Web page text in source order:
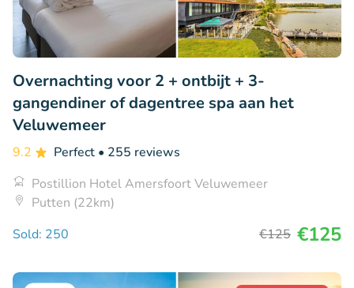
Overnachting voor 2 + ontbijt + 3-
gangendiner of dagentree spa aan het
Veluwemeer
9.2 Perfect • 255 reviews
Postillion Hotel Amersfoort Veluwemeer
Putten (22km)
Sold: 250
€125 €125